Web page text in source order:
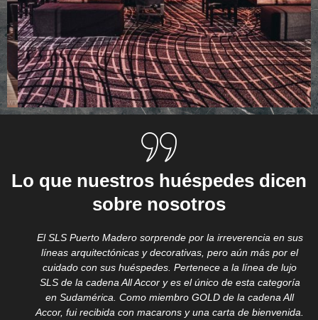
Lo que nuestros huéspedes dicen
sobre nosotros
El SLS Puerto Madero sorprende por la irreverencia en sus
líneas arquitectónicas y decorativas, pero aún más por el
cuidado con sus huéspedes. Pertenece a la línea de lujo
SLS de la cadena All Accor y es el único de esta categoría
en Sudamérica. Como miembro GOLD de la cadena All
Accor, fui recibida con macarons y una carta de bienvenida.